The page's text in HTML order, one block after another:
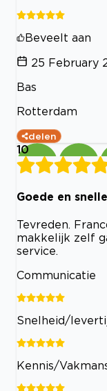
Beveelt aan
25 February
Bas
Rotterdam
delen
10
Goede en
Tevreden.
makkelijk zelf
service.
Communicatie
Snelheid/
Kennis/